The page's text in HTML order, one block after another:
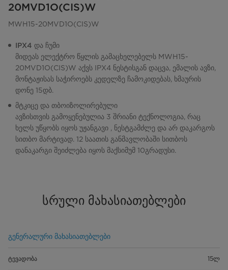
20MVD1O(CIS)W
MWH15-20MVD1O(CIS)W
IPX4 და ჩუმი
მიდეას ელექტრო წყლის გამაცხელებელს MWH15-
20MVD1O(CIS)W აქვს IPX4 ნესტისგან დაცვა, ემალის ავზი,
მონტაჟისას საჭიროებს კედელზე ჩამოკიდებას, ხმაურის
დონე 15დბ.
მტკიცე და თბოიზოლირებული
ავზისთვის გამოყენებულია 3 შრიანი ტექნოლოგია, რაც
ხელს უწყობს იყოს უჟანგავი , ნესტგამძლე და არ დაკარგოს
სითბო მარტივად. 12 საათის განმავლობაში სითბოს
დანაკარგი შეიძლება იყოს მაქსიმუმ 10გრადუსი.
სრული მახასიათებლები
გენერალური მახასიათებლები
ტევადობა 15ლ